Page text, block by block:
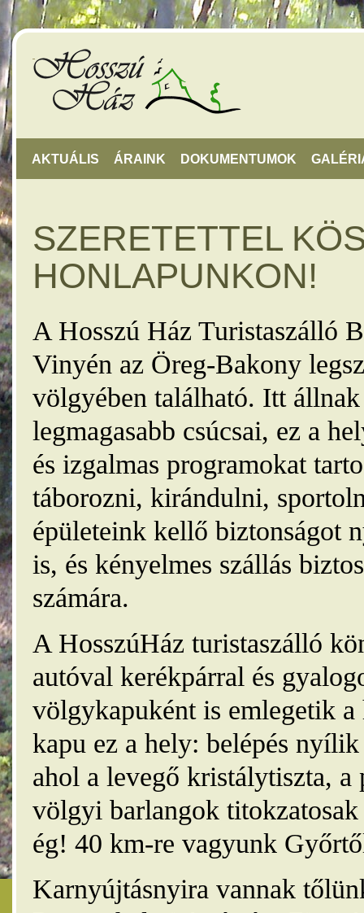
AKTUÁLIS ÁRAINK DOKUMENTUMOK
SZERETETTEL
HONLAPUNKON!
A Hosszú Ház Turistaszálló
Vinyén az Öreg-Bakony
völgyében található. Itt
legmagasabb csúcsai, ez a
és izgalmas programokat
táborozni, kirándulni,
épületeink kellő biztonságot
is, és kényelmes szállás
számára.
A HosszúHáz turistaszálló
autóval kerékpárral és
völgykapuként is emlegetik
kapu ez a hely: belépés
ahol a levegő kristálytiszta, a
völgyi barlangok
ég! 40 km-re vagyunk
Karnyújtásnyira vannak